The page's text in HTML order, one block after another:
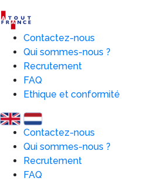
Contactez-nous
Qui sommes-nous ?
Recrutement
FAQ
Ethique et conformité
Contactez-nous
Qui sommes-nous ?
Recrutement
FAQ